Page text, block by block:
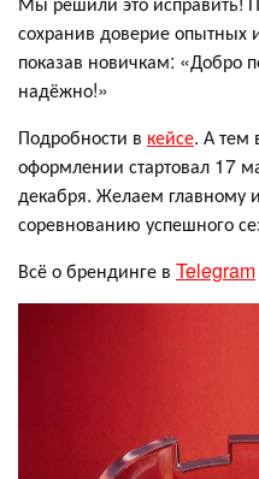
сохранив доверие опытных
показав новичкам: «Добро
надёжно!»
Подробности в кейсе. А тем
оформлении стартовал 17
декабря. Желаем главному
соревнованию успешного
Всё о брендинге в Telegram